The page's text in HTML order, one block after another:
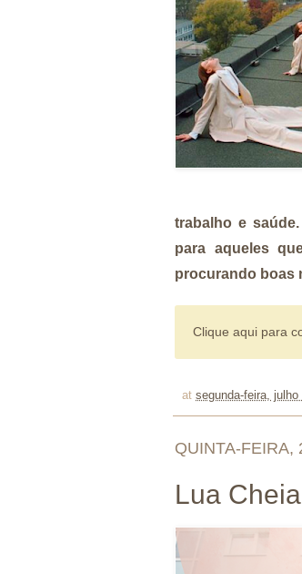
trabalho e
para aqueles
procurando boas
Clique aqui para
at segunda-feira, julho
QUINTA-FEIRA,
Lua